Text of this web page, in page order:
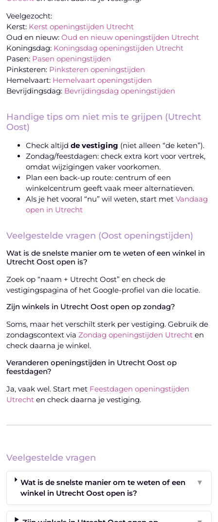
Veelgezocht:
Kerst: Kerst openingstijden Utrecht
Oud en nieuw:Oud en nieuw openingstijden Utrecht
Koningsdag: Koningsdag openingstijden Utrecht
Pasen: Pasen openingstijden
Pinksteren: Pinksteren openingstijden
Hemelvaart: Hemelvaart openingstijden
Bevrijdingsdag: Bevrijdingsdag openingstijden
Handige tips om niet mis te grijpen (Utrecht
Oost)
Check altijdde vestiging (niet alleen “de keten”).
Zondag/feestdagen: check extra kort voor vertrek,
omdat wijzigingen vaker voorkomen.
Plan een back-up route: centrum of een
winkelcentrum geeft vaak meer alternatieven.
Als je het vooral “nu” wil weten, start metVandaag
open in Utrecht
Veelgestelde vragen (Oost openingstijden)
Wat is de snelste manier om te weten of een winkel in
Utrecht Oost open is?
Zoek op “naam + Utrecht Oost” en check de
vestigingspagina of het Google-profiel van die locatie.
Zijn winkels in Utrecht Oost open op zondag?
Soms, maar het verschilt sterk per vestiging. Gebruik de
zondagscontext viaZondag openingstijden Utrecht en
check daarna je winkel.
Veranderen openingstijden in Utrecht Oost op
feestdagen?
Ja, vaak wel. Start met Feestdagen openingstijden
Utrecht en check daarna je vestiging.
Veelgestelde vragen
Wat is de snelste manier om te weten of een
winkel in Utrecht Oost open is?
▼